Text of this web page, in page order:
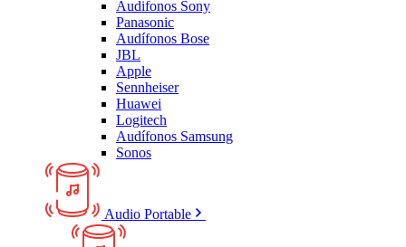
Audifonos Sony
Panasonic
Audífonos Bose
JBL
Apple
Sennheiser
Huawei
Logitech
Audífonos Samsung
Sonos
Audio Portable